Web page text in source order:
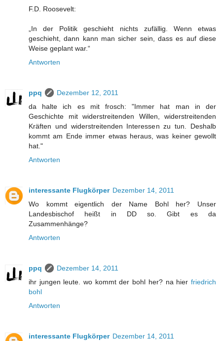
F.D. Roosevelt:
„In der Politik geschieht nichts zufällig. Wenn etwas
geschieht, dann kann man sicher sein, dass es auf diese
Weise geplant war.“
Antworten
ppq
Dezember 12, 2011
da halte ich es mit frosch: "Immer hat man in der
Geschichte mit widerstreitenden Willen, widerstreitenden
Kräften und widerstreitenden Interessen zu tun. Deshalb
kommt am Ende immer etwas heraus, was keiner gewollt
hat."
Antworten
interessante Flugkörper Dezember 14, 2011
Wo kommt eigentlich der Name Bohl her? Unser
Landesbischof heißt in DD so. Gibt es da
Zusammenhänge?
Antworten
ppq
Dezember 14, 2011
ihr jungen leute. wo kommt der bohl her? na hier friedrich
bohl
Antworten
interessante Flugkörper Dezember 14, 2011